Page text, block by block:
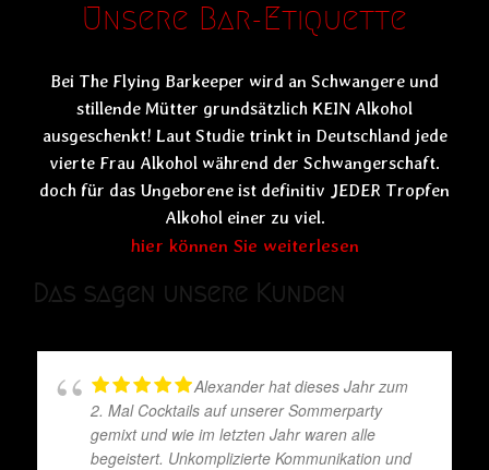
Unsere Bar-Etiquette
Bei The Flying Barkeeper wird an Schwangere und
stillende Mütter grundsätzlich KEIN Alkohol
ausgeschenkt! Laut Studie trinkt in Deutschland jede
vierte Frau Alkohol während der Schwangerschaft.
doch für das Ungeborene ist definitiv JEDER Tropfen
Alkohol einer zu viel.
hier können Sie weiterlesen
Das sagen unsere Kunden
Alexander hat dieses Jahr zum
2. Mal Cocktails auf unserer Sommerparty
gemixt und wie im letzten Jahr waren alle
begeistert. Unkomplizierte Kommunikation und